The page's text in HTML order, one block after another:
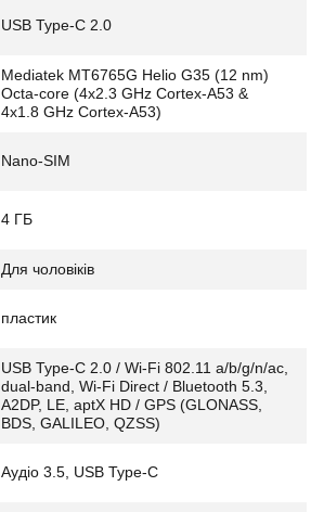
USB Type-C 2.0
Mediatek MT6765G Helio G35 (12 nm)
Octa-core (4x2.3 GHz Cortex-A53 &
4x1.8 GHz Cortex-A53)
Nano-SIM
4 ГБ
Для чоловіків
пластик
USB Type-C 2.0 / Wi-Fi 802.11 a/b/g/n/ac,
dual-band, Wi-Fi Direct / Bluetooth 5.3,
A2DP, LE, aptX HD / GPS (GLONASS,
BDS, GALILEO, QZSS)
Аудіо 3.5, USB Type-C